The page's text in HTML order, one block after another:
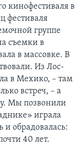
кинофестиваля в
фестиваля
группе
съемки в
в массовке. В
Из Лос-
в Мехико, – там
встреч, – а
Мы позвонили
играла
и обрадовалась:
40 лет.